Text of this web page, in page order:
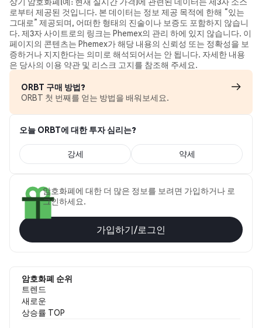
로부터 제공된 것입니다. 본 데이터는 정보 제공 목적에 한해 “있는
그대로” 제공되며, 어떠한 형태의 진술이나 보증도 포함하지 않습니
다. 제3자 사이트로의 링크는 Phemex의 관리 하에 있지 않습니다. 이
페이지의 콘텐츠는 Phemex가 해당 내용의 신뢰성 또는 정확성을 보
증하거나 지지한다는 의미로 해석되어서는 안 됩니다. 자세한 내용
은 당사의 이용 약관 및 리스크 고지를 참조해 주세요.
ORBT 구매 방법?
ORBT 첫 번째를 얻는 방법을 배워보세요.
오늘 ORBT에 대한 투자 심리는?
강세 약세
암호화폐에 대한 더 많은 정보를 보려면 가입하거나 로
그인하세요.
가입하기/로그인
암호화폐 순위
트렌드
새로운
상승률 TOP